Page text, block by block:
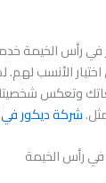
رأس الخيمة
الأنسب لهم.
وتعكس
شركة ديكور
رأس الخيمة